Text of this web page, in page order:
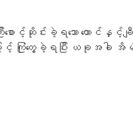
စောင့်ဆိုင်းခဲ့ရသော ထောင်နှ
ြုံတွေ့ခဲ့ရပြီး ယခုအခါ အိ